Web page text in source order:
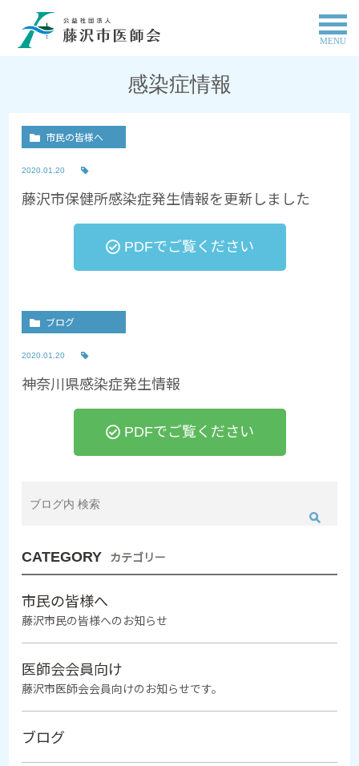
MENU
感染症情報
市民の皆様へ
2020.01.20
藤沢市保健所感染症発生情報を更新しました
PDFでご覧ください
ブログ
2020.01.20
神奈川県感染症発生情報
PDFでご覧ください
CATEGORY カテゴリー
市民の皆様へ
藤沢市民の皆様へのお知らせ
医師会会員向け
藤沢市医師会会員向けのお知らせです。
ブログ